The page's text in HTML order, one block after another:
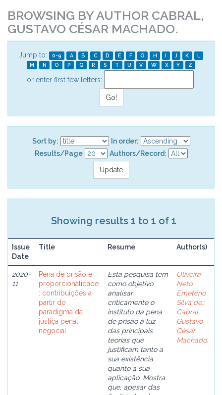
BROWSING BY AUTHOR CABRAL,
GUSTAVO CÉSAR MACHADO.
Jump to: 0-9 A B C D E F G H I J K
L
M
N O P Q R S T U V W X Y Z
or enter first few letters:
Sort by:
In order:
Results/Page
Authors/Record:
Showing results 1 to 1 of 1
Issue
Date
Title Resume Author(s)
2020-
11
Pena de prisão e
proporcionalidade
: contribuições a
partir do
paradigma da
justiça penal
negocial
Esta pesquisa tem
como objetivo
analisar
criticamente o
instituto da pena
de prisão à luz
das principais
teorias que
justificam tanto a
sua existência
quanto a sua
aplicação. Mostra
que, apesar das
Oliveira
Neto,
Emetério
Silva de.;
Cabral,
Gustavo
César
Machado.